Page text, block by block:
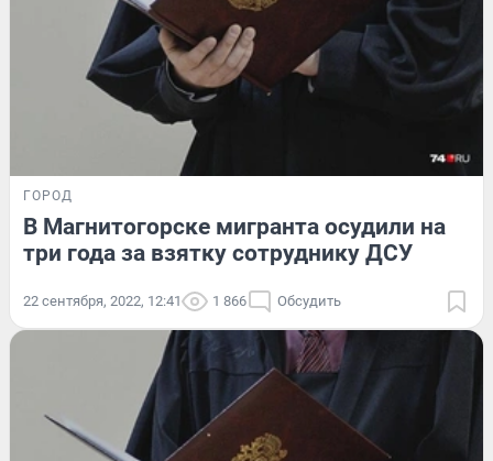
ГОРОД
В Магнитогорске мигранта осудили на
три года за взятку сотруднику ДСУ
22 сентября, 2022, 12:41 1 866 Обсудить